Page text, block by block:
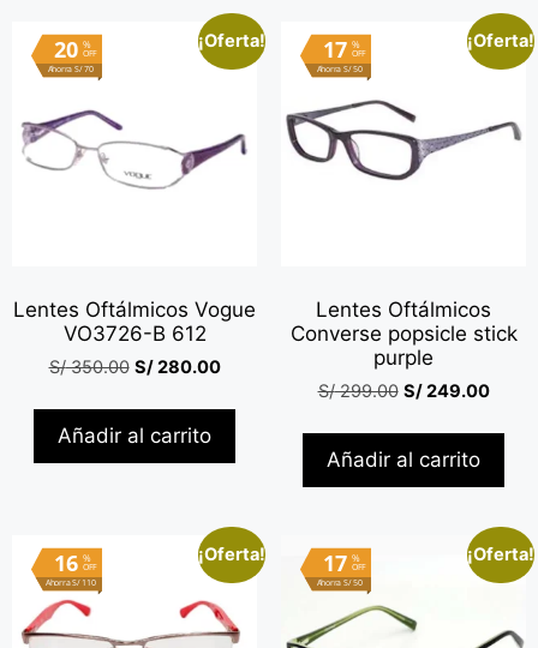
¡Oferta!
%
OFF
20
Ahorra S/ 70
Lentes Oftálmicos Vogue
VO3726-B 612
S/350.00 S/280.00
Añadir al carrito
¡Oferta!
%
OFF
17
Ahorra S/ 50
Lentes Oftálmicos
Converse popsicle stick
purple
S/299.00 S/249.00
Añadir al carrito
¡Oferta!
%
OFF
16
Ahorra S/ 110
¡Oferta!
%
OFF
17
Ahorra S/ 50